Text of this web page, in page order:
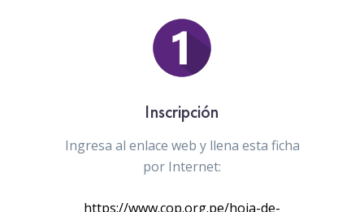
Inscripción
Ingresa al enlace web y llena esta ficha
por Internet:
https://www.cop.org.pe/hoja-de-